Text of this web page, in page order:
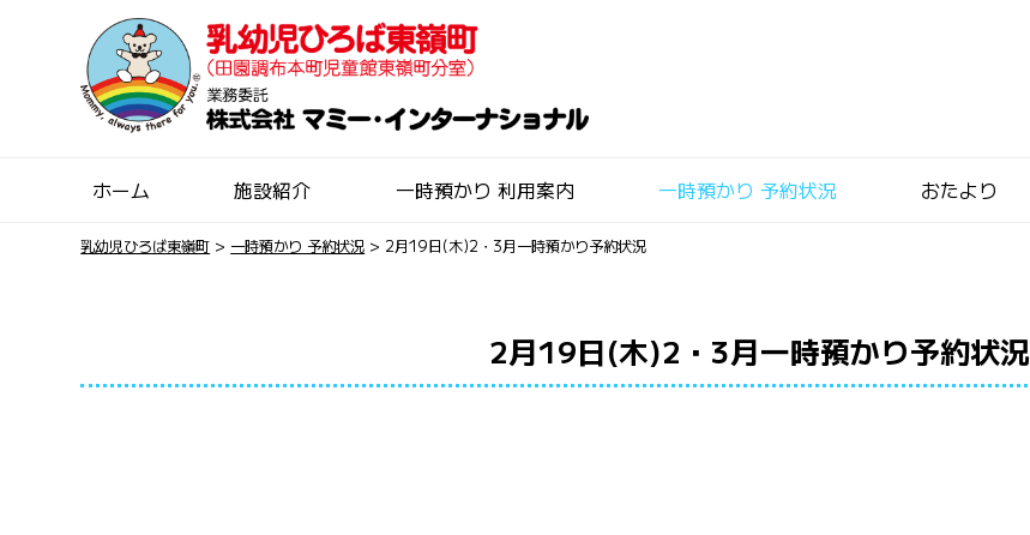
ホーム 施設紹介 一時預かり 利用案内 一時預かり 予約状況 おたより
乳幼児ひろば東嶺町 > 一時預かり 予約状況 > 2月19日(木)2・3月一時預かり予約状況
2月19日(木)2・3月一時預かり予約状況